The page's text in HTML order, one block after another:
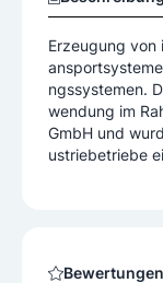
Erzeugung von
ngssystemen. Dieses System findet seit Juni 1995 An
wendung im
GmbH und
ustriebetriebe
Bewertungen